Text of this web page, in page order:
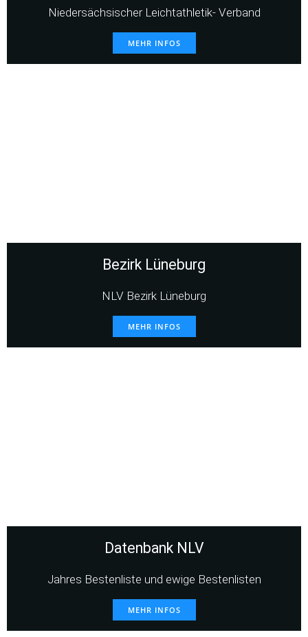
Niedersächsischer Leichtathletik- Verband
MEHR INFOS
Bezirk Lüneburg
NLV Bezirk Lüneburg
MEHR INFOS
Datenbank NLV
Jahres Bestenliste und ewige Bestenlisten
MEHR INFOS